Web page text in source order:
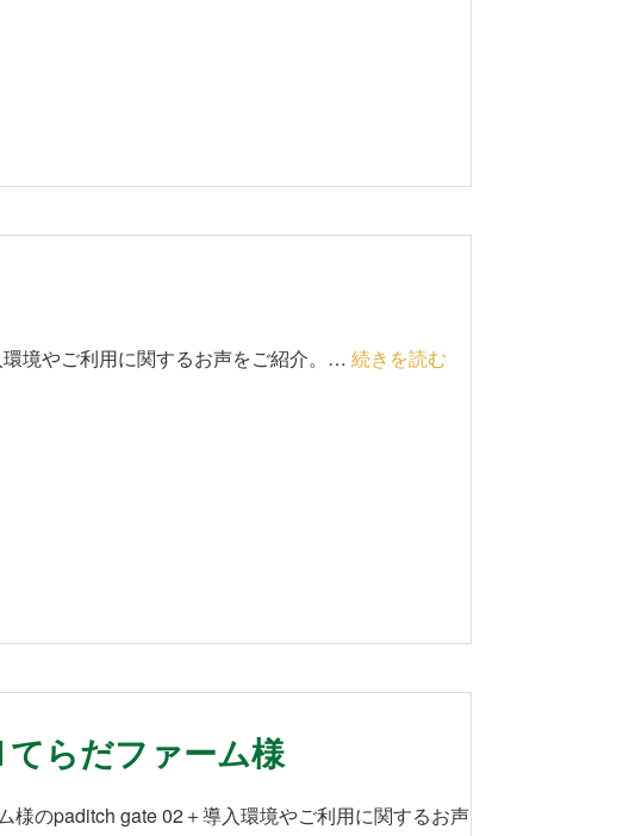
境やご利用に関するお声をご紹介。… 続きを読む
らだファーム様
様のpaditch gate 02＋導入環境やご利用に関するお声